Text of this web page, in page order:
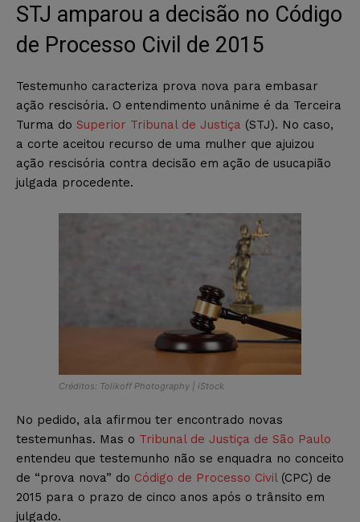
STJ amparou a decisão no Código
de Processo Civil de 2015
Testemunho caracteriza prova nova para embasar
ação rescisória. O entendimento unânime é da Terceira
Turma do Superior Tribunal de Justiça (STJ). No caso,
a corte aceitou recurso de uma mulher que ajuizou
ação rescisória contra decisão em ação de usucapião
julgada procedente.
Créditos: Tolikoff Photography | iStock
No pedido, ala afirmou ter encontrado novas
testemunhas. Mas o Tribunal de Justiça de São Paulo
entendeu que testemunho não se enquadra no conceito
de “prova nova” do Código de Processo Civil (CPC) de
2015 para o prazo de cinco anos após o trânsito em
julgado.